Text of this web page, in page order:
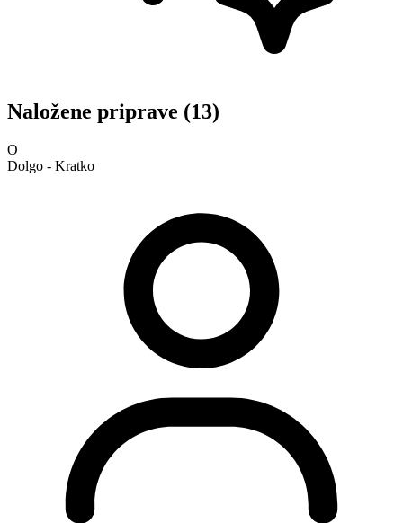
Naložene priprave (13)
O
Dolgo - Kratko